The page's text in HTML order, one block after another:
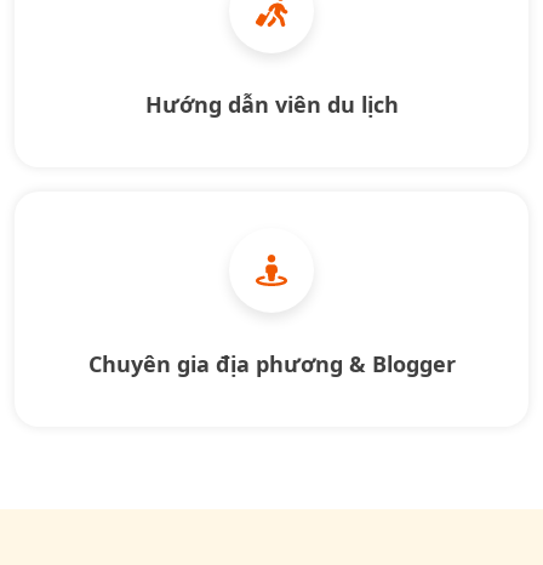
Hướng dẫn viên du lịch
Chuyên gia địa phương & Blogger